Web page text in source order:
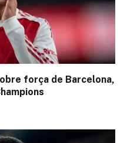
força de Barcelona,